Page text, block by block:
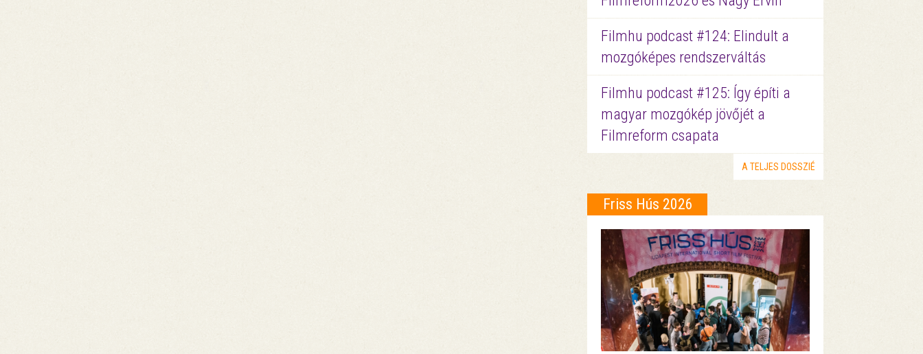
Filmhu podcast #124: Elindult a
mozgóképes rendszerváltás
Filmhu podcast #125: Így építi a
magyar mozgókép jövőjét a
Filmreform csapata
A TELJES DOSSZIÉ
Friss Hús 2026